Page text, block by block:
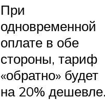
При
одновременной
оплате в обе
стороны, тариф
«обратно» будет
на 20% дешевле.